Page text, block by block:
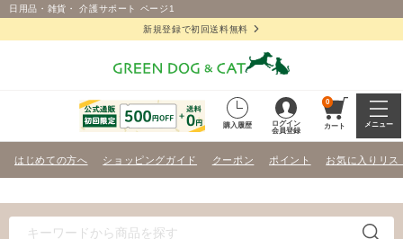
日用品・雑貨・ 介護サポート ページ1
新規登録で初回送料無料
購入履歴
ログイン
会員登録
0
カート メニュー
はじめての方へ ショッピングガイド クーポン ポイント お気に入りリス